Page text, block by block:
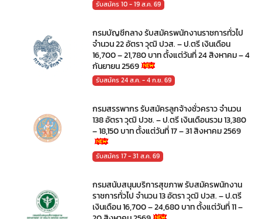
รับสมัคร 10 - 19 ส.ค. 69
กรมบัญชีกลาง รับสมัครพนักงานราชการทั่วไป
จำนวน 22 อัตรา วุฒิ ปวส. – ป.ตรี เงินเดือน
16,700 – 21,780 บาท ตั้งแต่วันที่ 24 สิงหาคม – 4
กันยายน 2569
รับสมัคร 24 ส.ค. - 4 ก.ย. 69
กรมสรรพากร รับสมัครลูกจ้างชั่วคราว จำนวน
138 อัตรา วุฒิ ปวช. – ป.ตรี เงินเดือนรวม 13,380
– 18,150 บาท ตั้งแต่วันที่ 17 – 31 สิงหาคม 2569
รับสมัคร 17 - 31 ส.ค. 69
กรมสนับสนุนบริการสุขภาพ รับสมัครพนักงาน
ราชการทั่วไป จำนวน 13 อัตรา วุฒิ ปวส. – ป.ตรี
เงินเดือน 16,700 – 24,680 บาท ตั้งแต่วันที่ 11 –